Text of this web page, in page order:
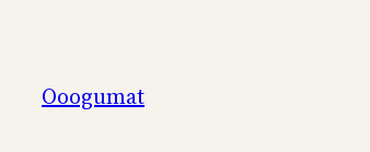
содержимому
Ooogumat